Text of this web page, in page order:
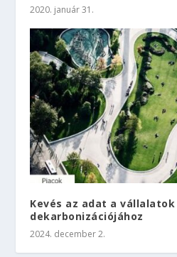
2020. január 31.
Kevés az adat a vállalatok
dekarbonizációjához
2024. december 2.